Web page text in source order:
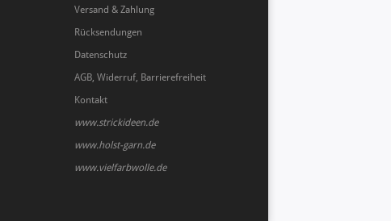
Versand & Zahlung
Rücksendungen
Datenschutz
AGB, Widerruf, Barrierefreiheit
Kontakt
www.strickideen.de
www.holst-garn.de
www.vielfarbwolle.de